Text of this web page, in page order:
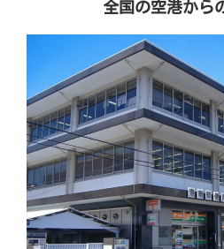
全国の空港から